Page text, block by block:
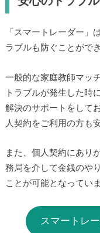
「スマートレーダー」
ラブルも防ぐことがで
一般的な家庭教師マッ
トラブルが発生した時
解決のサポートをして
人契約をご利用の方も
また、個人契約にあり
務局を介して金銭のや
ことが可能となっていま
スマートレ